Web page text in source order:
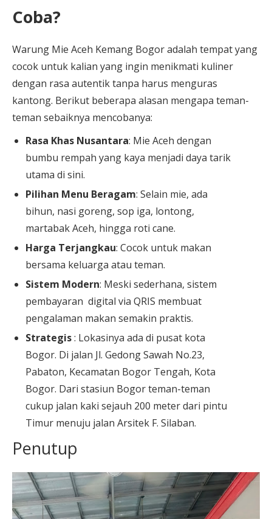
Coba?
Warung Mie Aceh Kemang Bogor adalah tempat yang
cocok untuk kalian yang ingin menikmati kuliner
dengan rasa autentik tanpa harus menguras
kantong. Berikut beberapa alasan mengapa teman-
teman sebaiknya mencobanya:
Rasa Khas Nusantara: Mie Aceh dengan
bumbu rempah yang kaya menjadi daya tarik
utama di sini.
Pilihan Menu Beragam: Selain mie, ada
bihun, nasi goreng, sop iga, lontong,
martabak Aceh, hingga roti cane.
Harga Terjangkau: Cocok untuk makan
bersama keluarga atau teman.
Sistem Modern: Meski sederhana, sistem
pembayaran digital via QRIS membuat
pengalaman makan semakin praktis.
Strategis: Lokasinya ada di pusat kota
Bogor. Di jalan Jl. Gedong Sawah No.23,
Pabaton, Kecamatan Bogor Tengah, Kota
Bogor. Dari stasiun Bogor teman-teman
cukup jalan kaki sejauh 200 meter dari pintu
Timur menuju jalan Arsitek F. Silaban.
Penutup